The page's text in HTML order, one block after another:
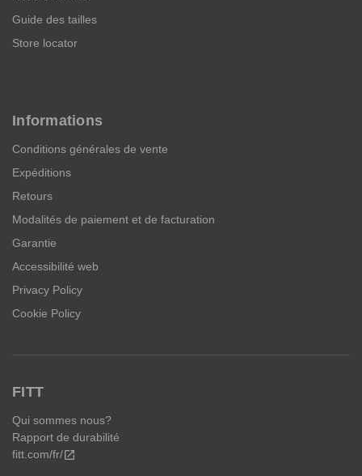
Guide des tailles
Store locator
Informations
Conditions générales de vente
Expéditions
Retours
Modalités de paiement et de facturation
Garantie
Accessibilité web
Privacy Policy
Cookie Policy
FITT
Qui sommes nous?
Rapport de durabilité
fitt.com/fr/open_in_new